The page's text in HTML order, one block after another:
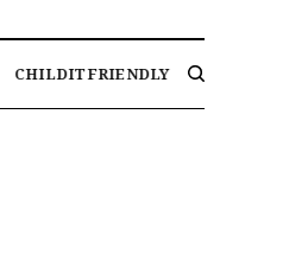
CHILDITFRIENDLY